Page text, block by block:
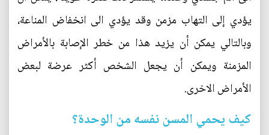
يؤدي إلى التهاب مزمن وقد يؤدي الى انخفاض المناعة،
وبالتالي يمكن أن يزيد هذا من خطر الإصابة بالأمراض
المزمنة ويمكن أن يجعل الشخص أكثر عرضة لبعض
الأمراض الاخرى.
كيف يحمي المسن نفسه من الوحدة؟